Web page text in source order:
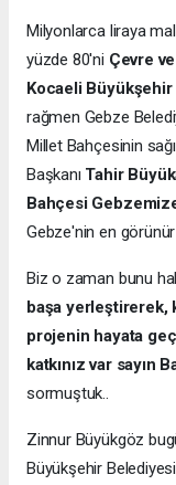
Milyonlarca liraya
yüzde 80'ni Çevre
Kocaeli
rağmen Gebze
Millet Bahçesinin
Başkanı Tahir
Bahçesi
Gebze'nin en görünür
Biz o zaman bunu
başa yerleştirerek,
projenin hayata
katkınız var sayın
sormuştuk..
Zinnur Büyükgöz
Büyükşehir